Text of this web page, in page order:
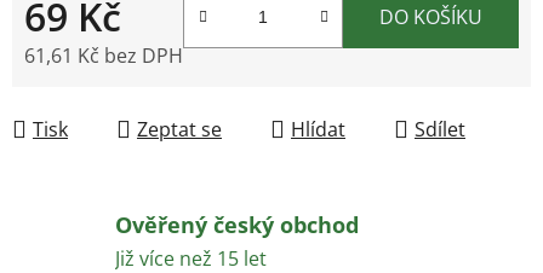
69 Kč
61,61 Kč bez DPH
DO KOŠÍKU
Tisk Zeptat se Hlídat Sdílet
Ověřený český obchod
Již více než 15 let